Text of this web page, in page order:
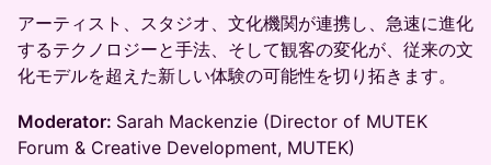
アーティスト、スタジオ、文化機関が連携し、急速に進化
するテクノロジーと手法、そして観客の変化が、従来の文
化モデルを超えた新しい体験の可能性を切り拓きます。
Moderator: Sarah Mackenzie (Director of MUTEK
Forum & Creative Development, MUTEK)